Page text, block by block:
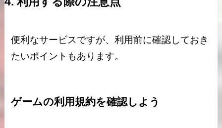
便利なサービスですが、利用前に確認しておき
たいポイントもあります。
ゲームの利用規約を確認しよう